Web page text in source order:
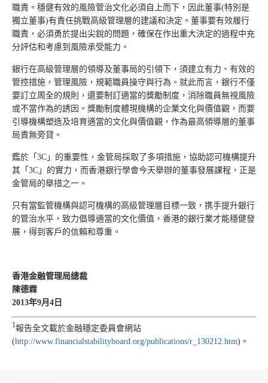
職責。穩健有效的風險管治文化必須自上而下，因此董事(特別是
獨立董事)有責任挑戰高級管理層的建議和決定。董事要有效履行
職責，必須勇於提出尖銳的問題，確保在作出重大決定的過程中充
分評估和考慮到風險承受能力。
銀行在高級管理層的領導及董事局的引領下，須建立有力、有效的
管控措施，管理風險，規範職員操守與行為。就此而言，銀行不僅
要訂立周全的規則，還要制訂適當的獎勵制度，消除職員無視風險
或不當作為的誘因。獎勵制度體現機構的企業文化與價值觀，而要
引導機構塑造及培育適當的文化與價值觀，作為最高領導層的董事
局責無旁貸。
鑑於「3C」的重要性，金管局採取了多項措施，協助認可機構提升
其「3C」的實力，而香港銀行學會今天舉辦的董事發展課程，正是
金管局的舉措之一。
只有當監管機構與認可機構的高級管理層目標一致，携手提升銀行
的管治水平，致力倡導適當的文化價值，香港的銀行業才能穩健發
展，得到客戶的信賴和尊重。
香港金融管理局總裁
陳德霖
2013年9月4日
1報告全文載於金融穩定委員會網站
(http://www.financialstabilityboard.org/publications/r_130212.htm)。